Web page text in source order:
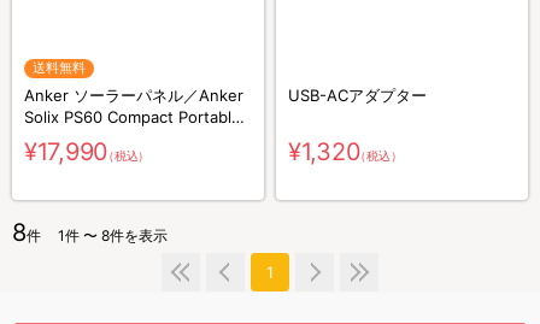
送料無料
Anker ソーラーパネル／Anker
Solix PS60 Compact Portable
Solar Panel／60W／防災グッズ
／災害対策
¥17,990（税込）
USB-ACアダプター
¥1,320（税込）
8件 1件 〜 8件を表示
1